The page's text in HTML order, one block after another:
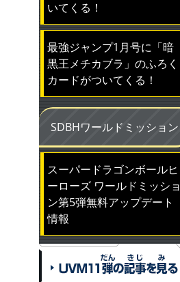
いてくる！
最強ジャンプ1月号に「暗
黒王メチカブラ」のふろく
カードがついてくる！
SDBHワールドミッション
スーパードラゴンボールヒ
ーローズ ワールドミッショ
ン第5弾無料アップデート
情報